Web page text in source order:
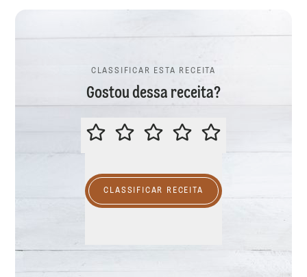
CLASSIFICAR ESTA RECEITA
Gostou dessa receita?
CLASSIFICAR ESTA RECEITA
CLASSIFICAR RECEITA